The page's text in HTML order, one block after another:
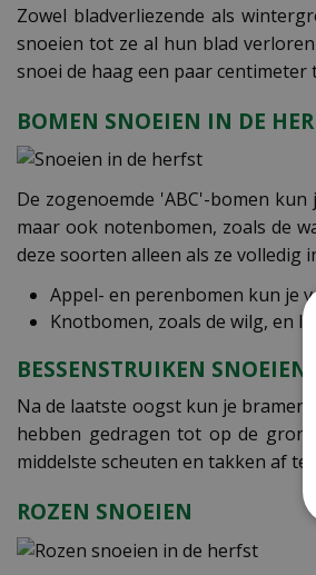
Zowel bladverliezende als
snoeien tot ze al hun blad
snoei de haag een paar
BOMEN SNOEIEN IN DE
De zogenoemde 'ABC'-bomen
maar ook notenbomen, zoals de
deze soorten alleen als ze volledig
Appel- en perenbomen kun je
Knotbomen, zoals de wilg, en
BESSENSTRUIKEN
Na de laatste oogst kun je
hebben gedragen tot op de
middelste scheuten en takken af te
ROZEN SNOEIEN